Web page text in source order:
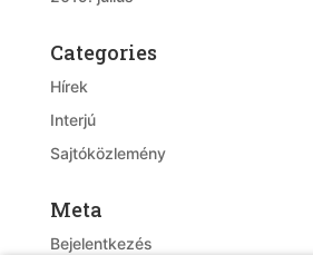
Categories
Hírek
Interjú
Sajtóközlemény
Meta
Bejelentkezés